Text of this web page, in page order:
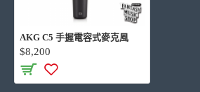
AKG C5 手握電容式麥克風
$8,200